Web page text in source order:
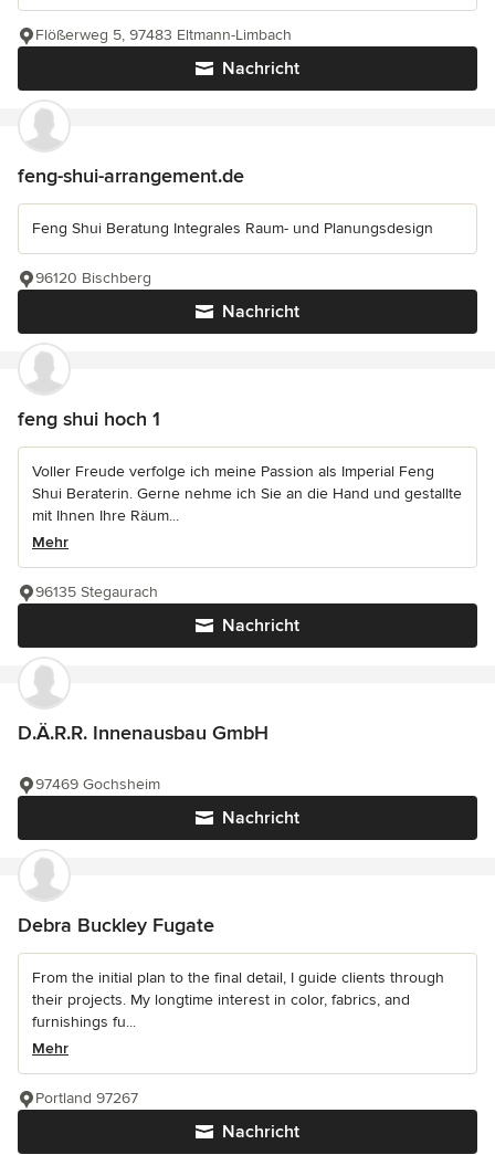
Nachricht
Flößerweg 5, 97483 Eltmann-Limbach
feng-shui-arrangement.de
Feng Shui Beratung Integrales Raum- und Planungsdesign
Nachricht
96120 Bischberg
feng shui hoch 1
Voller Freude verfolge ich meine Passion als Imperial Feng
Shui Beraterin. Gerne nehme ich Sie an die Hand und gestallte
mit Ihnen Ihre Räum...
Mehr
Nachricht
96135 Stegaurach
D.Ä.R.R. Innenausbau GmbH
Nachricht
97469 Gochsheim
Debra Buckley Fugate
From the initial plan to the final detail, I guide clients through
their projects. My longtime interest in color, fabrics, and
furnishings fu...
Mehr
Nachricht
Portland 97267